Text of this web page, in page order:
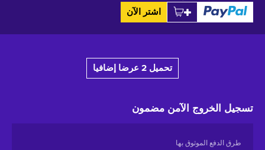
اشتر الآن
تحميل 2 عرضا إضافيا
تسجيل الخروج الآمن مضمون
طرق الدفع الموثوق بها